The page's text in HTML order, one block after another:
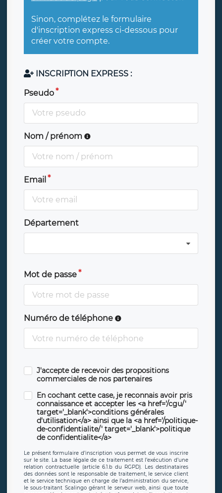
Sinon, complétez le formulaire
d'inscription express ci-dessous pour
créer votre compte.
INSCRIPTION EXPRESS :
Pseudo
Nom / prénom
Email
Département
Mot de passe
Numéro de téléphone
J'accepte de recevoir des propositions
commerciales de nos partenaires
En cochant cette case, je reconnais avoir pris
connaissance et accepter les <a href='/cgu/'
target='_blank'>conditions générales
d'utilisation</a> ainsi que la <a href='/politique-
de-confidentialite/' target='_blank'>politique
de confidentialite</a>
Le présent formulaire d’inscription vous permet de vous inscrire
sur le site. La base légale de ce traitement est l’exécution d’une
relation contractuelle (article 6.1.b du RGPD). Les destinataires
des données sont le responsable de traitement, le service client
et le service technique en charge de l’administration du service,
le sous-traitant Scalingo gérant le serveur web, ainsi que toute